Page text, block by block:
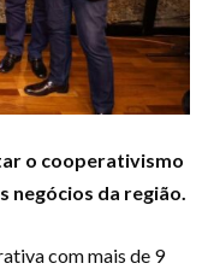
o cooperativismo
negócios da região.
com mais de 9